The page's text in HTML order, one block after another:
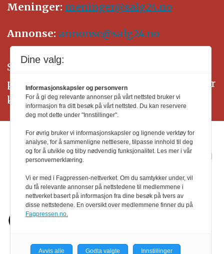
Meninger: meninger@salg24.no
Annonse: annonse@salg24.no
SALG24 arbeider etter Vær Varsom-
plakatens regler for god presseskikk. Her
kan du lese mer omPFUsarbeid.
Dine valg:
Informasjonskapsler og personvern
For å gi deg relevante annonser på vårt nettsted bruker vi
informasjon fra ditt besøk på vårt nettsted. Du kan reservere
deg mot dette under "Innstillinger".
For øvrig bruker vi informasjonskapsler og lignende verktøy for
analyse, for å sammenligne nettlesere, tilpasse innhold til deg
og for å utvikle og tilby nødvendig funksjonalitet. Les mer i vår
personvernerklæring.
Vi er med i Fagpressen-nettverket. Om du samtykker under, vil
du få relevante annonser på nettstedene til medlemmene i
nettverket basert på informasjon fra dine besøk på tvers av
disse nettstedene. En oversikt over medlemmene finner du på
Fagpressen.no.
Avvis alle Godta valgte Innstillinger